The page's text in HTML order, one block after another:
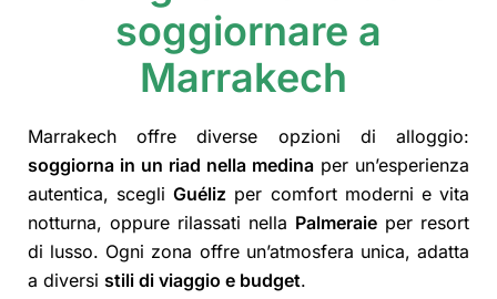
soggiornare a
Marrakech
Marrakech offre diverse opzioni di alloggio:
soggiorna in un riad nella medina per un’esperienza
autentica, scegliGuéliz per comfort moderni e vita
notturna, oppure rilassati nella Palmeraie per resort
di lusso. Ogni zona offre un’atmosfera unica, adatta
a diversi stili di viaggio e budget.